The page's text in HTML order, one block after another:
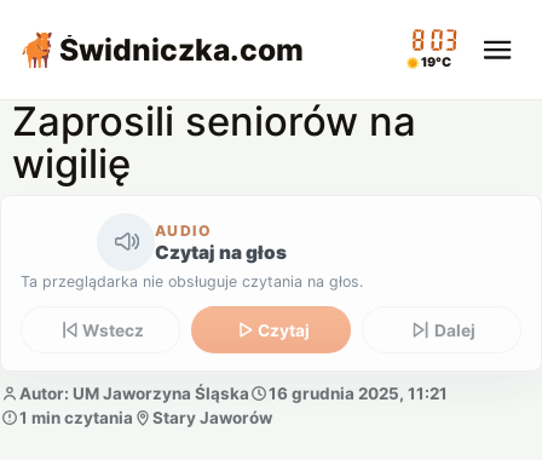
Świdniczka.com 08:03
19°C
Zaprosili seniorów na
wigilię
AUDIO
Czytaj na głos
Ta przeglądarka nie obsługuje czytania na głos.
Wstecz Czytaj Dalej
Autor: UM Jaworzyna Śląska
16 grudnia 2025, 11:21
1 min czytania
Stary Jaworów